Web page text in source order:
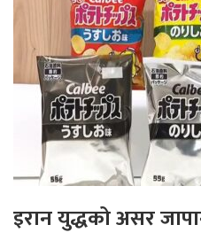
इरान युद्धको असर